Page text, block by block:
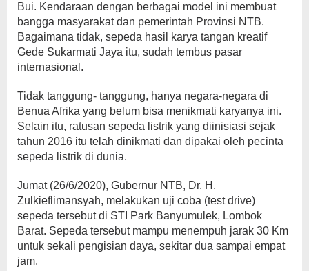
Bui. Kendaraan dengan berbagai model ini membuat
bangga masyarakat dan pemerintah Provinsi NTB.
Bagaimana tidak, sepeda hasil karya tangan kreatif
Gede Sukarmati Jaya itu, sudah tembus pasar
internasional.
Tidak tanggung- tanggung, hanya negara-negara di
Benua Afrika yang belum bisa menikmati karyanya ini.
Selain itu, ratusan sepeda listrik yang diinisiasi sejak
tahun 2016 itu telah dinikmati dan dipakai oleh pecinta
sepeda listrik di dunia.
Jumat (26/6/2020), Gubernur NTB, Dr. H.
Zulkieflimansyah, melakukan uji coba (test drive)
sepeda tersebut di STI Park Banyumulek, Lombok
Barat. Sepeda tersebut mampu menempuh jarak 30 Km
untuk sekali pengisian daya, sekitar dua sampai empat
jam.